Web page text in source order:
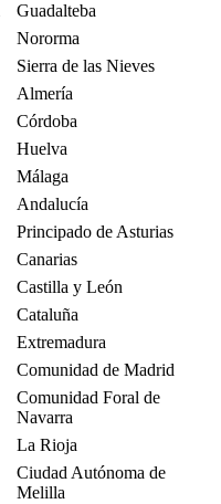
Guadalteba
Nororma
Sierra de las Nieves
Almería
Córdoba
Huelva
Málaga
Andalucía
Principado de Asturias
Canarias
Castilla y León
Cataluña
Extremadura
Comunidad de Madrid
Comunidad Foral de
Navarra
La Rioja
Ciudad Autónoma de
Melilla